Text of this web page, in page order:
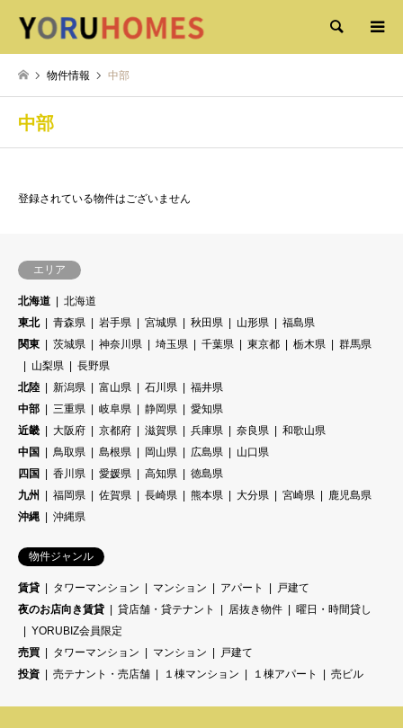
検索
物件情報 中部
中部
登録されている物件はございません
エリア
北海道
北海道
東北
青森県 岩手県 宮城県 秋田県 山形県
福島県
関東
茨城県 神奈川県 埼玉県 千葉県 東京都 栃木県
群馬県
山梨県
長野県
北陸
新潟県 富山県 石川県
福井県
中部
三重県 岐阜県 静岡県
愛知県
近畿
大阪府 京都府 滋賀県 兵庫県 奈良県
和歌山県
中国
鳥取県 島根県 岡山県 広島県
山口県
四国
香川県 愛媛県 高知県
徳島県
九州
福岡県 佐賀県 長崎県 熊本県 大分県 宮崎県
鹿児島県
沖縄
沖縄県
物件ジャンル
賃貸 タワーマンション マンション アパート
戸建て
夜のお店向き賃貸
貸店舗・貸テナント 居抜き物件
曜日・時間貸し
YORUBIZ会員限定
売買
タワーマンション マンション
戸建て
投資
売テナント・売店舗 １棟マンション １棟アパート 売ビル